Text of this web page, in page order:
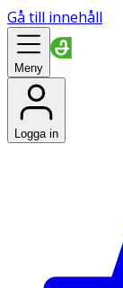
Gå till innehåll
Meny
Logga in